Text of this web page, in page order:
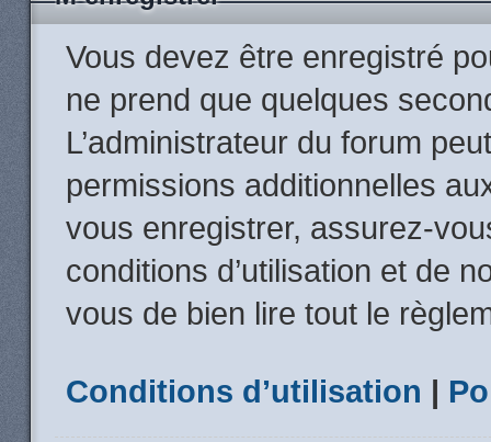
Vous devez être enregistré
ne prend que quelques
L’administrateur du forum
permissions additionnelles
vous enregistrer, assurez-
conditions d’utilisation et de
vous de bien lire tout le
Conditions d’utilisation |